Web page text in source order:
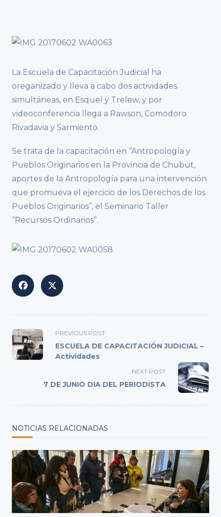
La Escuela de Capacitación Judicial ha
oreganizado y lleva a cabo dos actividades
simultáneas, en Esquel y Trelew, y por
videoconferencia llega a Rawson, Comodoro
Rivadavia y Sarmiento.
Se trata de la capacitación en “Antropología y
Pueblos Originarios en la Provincia de Chubut,
aportes de la Antropología para una intervención
que promueva el ejercicio de los Derechos de los
Pueblos Originarios”, el Seminario Taller
“Recursos Ordinarios”.
<span
class="nav-
subtitle
PREVIOUS POST
ESCUELA DE CAPACITACIÓN JUDICIAL –
Actividades
NEXT POST
7 DE JUNIO DIA DEL PERIODISTA
NOTICIAS RELACIONADAS